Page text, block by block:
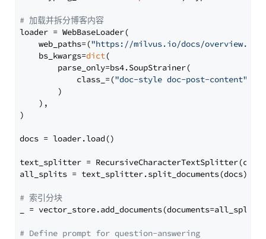
# 加载并拆分博客内容
loader = WebBaseLoader(
    web_paths=(
"https://milvus.io/docs/overview.md"
    bs_kwargs=
dict(
        parse_only=bs4.SoupStrainer(
            class_=(
"doc-style doc-post-content"
        )
    ),
)
docs = loader.load()
text_splitter =
all_splits = text_splitter.split_documents(docs)
# 索引分块
_ = vector_store.add_documents(documents=all_splits)
# Define prompt for question-answering